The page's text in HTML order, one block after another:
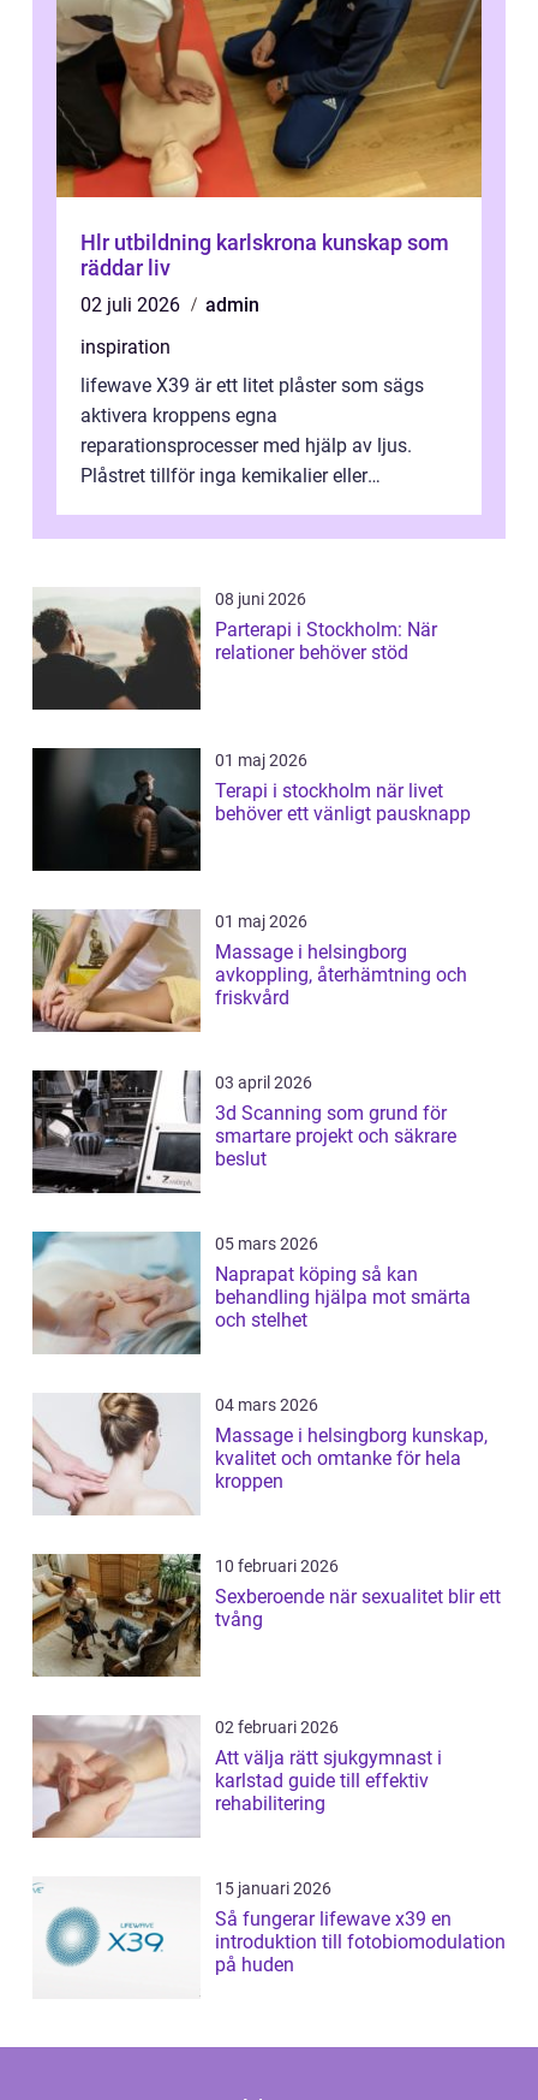
Hlr utbildning karlskrona kunskap som
räddar liv
02 juli 2026
admin
inspiration
lifewave X39 är ett litet plåster som sägs
aktivera kroppens egna
reparationsprocesser med hjälp av ljus.
Plåstret tillför inga kemikalier eller
ljusbaserad stimula...
08 juni 2026
Parterapi i Stockholm: När
relationer behöver stöd
01 maj 2026
Terapi i stockholm när livet
behöver ett vänligt pausknapp
01 maj 2026
Massage i helsingborg
avkoppling, återhämtning och
friskvård
03 april 2026
3d Scanning som grund för
smartare projekt och säkrare
beslut
05 mars 2026
Naprapat köping så kan
behandling hjälpa mot smärta
och stelhet
04 mars 2026
Massage i helsingborg kunskap,
kvalitet och omtanke för hela
kroppen
10 februari 2026
Sexberoende när sexualitet blir ett
tvång
02 februari 2026
Att välja rätt sjukgymnast i
karlstad guide till effektiv
rehabilitering
15 januari 2026
Så fungerar lifewave x39 en
introduktion till fotobiomodulation
på huden